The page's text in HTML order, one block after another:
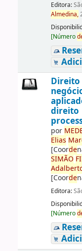
Editora:
Almedina,
[Número
Direito
direito
por ME
Elias
[Coorde
SIMÃO
[Coorde
Editora:
[Número